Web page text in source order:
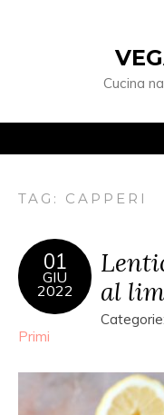
Cucina
TAG: CAPPERI
01
GIU
2022
al
Categorie:
Primi